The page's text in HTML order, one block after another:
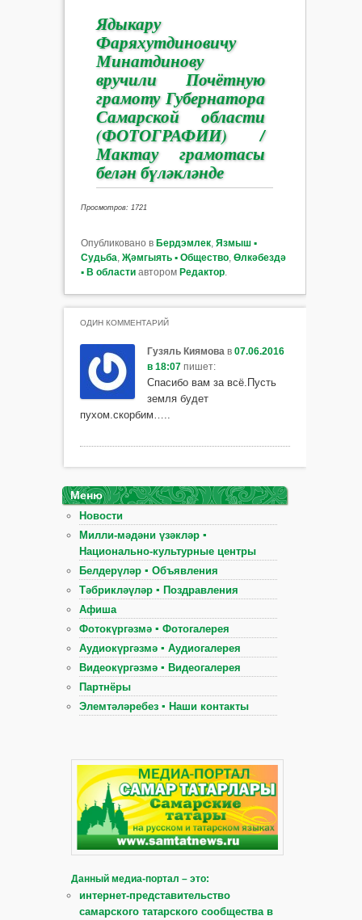
Ядыкару
Фаряхутдиновичу
Минатдинову
вручили Почётную
грамоту Губернатора
Самарской области
(ФОТОГРАФИИ) /
Мактау грамотасы
белән бүләкләнде
Просмотров: 1721
Опубликовано в Бердэмлек, Язмыш ▪
Судьба Җәмгыять ▪ Общество, Өлкәбездә
▪ В областиавтором Редактор.
ОДИН КОММЕНТАРИЙ
Гузяль Киямова в 07.06.2016
в 18:07 пишет:
Спасибо вам за всё.Пусть
земля будет
пухом.скорбим…..
Меню
Новости
Милли-мәдәни үзәкләр ▪
Национально-культурные центры
Белдерүләр ▪ Объявления
Тәбрикләүләр ▪ Поздравления
Афиша
Фотокүргәзмә ▪ Фотогалерея
Аудиокүргәзмә ▪ Аудиогалерея
Видеокүргәзмә ▪ Видеогалерея
Партнёры
Элемтәләребез ▪ Наши контакты
Данный медиа-портал – это:
интернет-представительство
самарского татарского сообщества в